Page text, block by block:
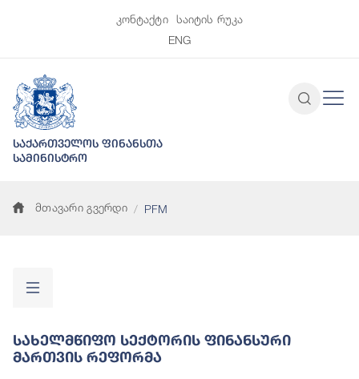
კონტაქტი
საიტის რუკა
ENG
საქართველოს ფინანსთა
სამინისტრო
მთავარი გვერდი PFM
Სახელმწიფო Სექტორის Ფინანსური
Მართვის Რეფორმა